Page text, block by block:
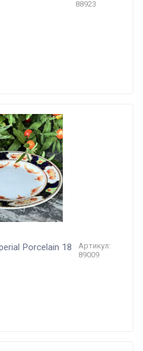
88923
Porcelain 18
Артикул:
89009